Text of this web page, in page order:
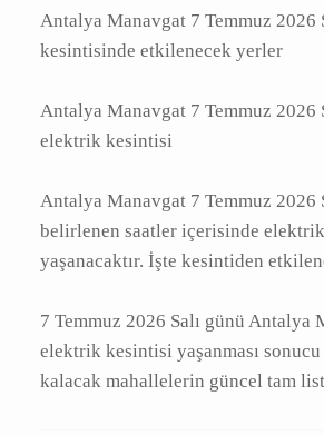
Antalya Manavgat 7 Temmuz
kesintisinde etkilenecek yerler
Antalya Manavgat 7 Temmuz
elektrik kesintisi
Antalya Manavgat 7 Temmuz
belirlenen saatler içerisinde
yaşanacaktır. İşte kesintiden
7 Temmuz 2026 Salı günü
elektrik kesintisi yaşanması